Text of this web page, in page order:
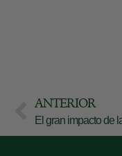
ANTERIOR